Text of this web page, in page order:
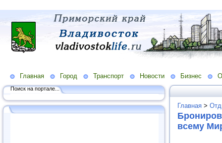
Главная Город Транспорт Новости Бизнес
Поиск на портале...
Главная >
всему